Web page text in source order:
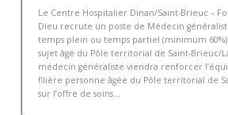
Le Centre Hospitalier Dinan/Saint-Brieuc –
Dieu recrute un poste de Médecin
temps plein ou temps partiel (minimum
sujet âgé du Pôle territorial de Saint-Brieuc/
médecin généraliste viendra renforcer
filière personne âgée du Pôle territorial de
sur l’offre de soins...